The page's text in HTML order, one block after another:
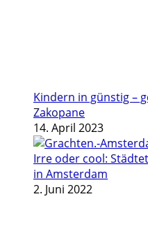
Kindern in günstig –
Zakopane
14. April 2023
Irre oder cool:
in Amsterdam
2. Juni 2022